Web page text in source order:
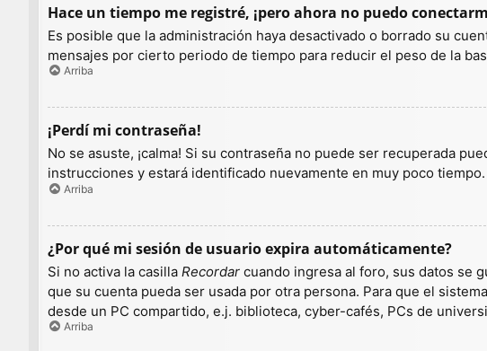
Hace un tiempo me registré, ¡pero ahora no puedo
Es posible que la administración haya desactivado o borrado su
mensajes por cierto periodo de tiempo para reducir el peso de la
Arriba
¡Perdí mi contraseña!
No se asuste, ¡calma! Si su contraseña no puede ser recuperada
instrucciones y estará identificado nuevamente en muy poco tiempo.
Arriba
¿Por qué mi sesión de usuario expira automáticamente?
Si no activa la casilla Recordar cuando ingresa al foro, sus datos se
que su cuenta pueda ser usada por otra persona. Para que el
desde un PC compartido, e.j. biblioteca, cyber-cafés, PCs de
Arriba